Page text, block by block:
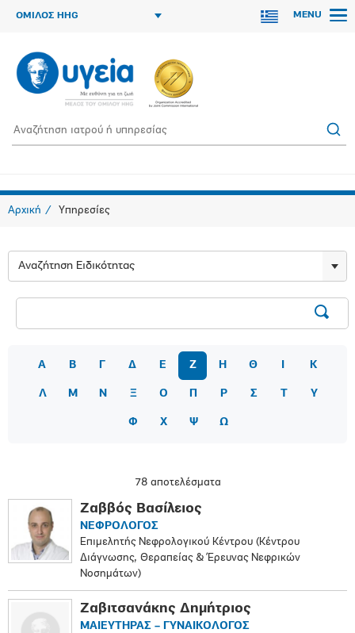
ΟΜΙΛΟΣ HHG MENU
Αρχική Υπηρεσίες
Αναζήτηση Ειδικότητας
Α Β Γ Δ Ε Ζ Η Θ Ι Κ
Λ Μ Ν Ξ Ο Π Ρ Σ Τ Υ
Φ Χ Ψ Ω
78 αποτελέσματα
Ζαββός Βασίλειος
ΝΕΦΡΟΛΟΓΟΣ
Επιμελητής Νεφρολογικού Κέντρου (Κέντρου
Διάγνωσης, Θεραπείας & Έρευνας Νεφρικών
Νοσημάτων)
Ζαβιτσανάκης Δημήτριος
ΜΑΙΕΥΤΗΡΑΣ – ΓΥΝΑΙΚΟΛΟΓΟΣ